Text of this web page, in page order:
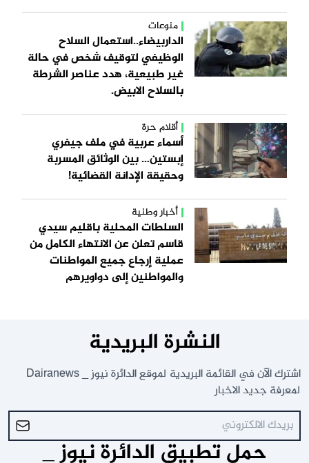
منوعات
الداربيضاء..استعمال السلاح
الوظيفي لتوقيف شخص في حالة
غير طبيعية، هدد عناصر الشرطة
بالسلاح الابيض.
أقلام حرة
أسماء عربية في ملف جيفري
إبستين… بين الوثائق المسربة
وحقيقة الإدانة القضائية!
أخبار وطنية
السلطات المحلية باقليم سيدي
قاسم تعلن عن الانتهاء الكامل من
عملية إرجاع جميع المواطنات
والمواطنين إلى دواويرهم
النشرة البريدية
اشترك الآن في القائمة البريدية لموقع الدائرة نيوز _ Dairanews
لمعرفة جديد الاخبار
حمل تطبيق الدائرة نيوز _